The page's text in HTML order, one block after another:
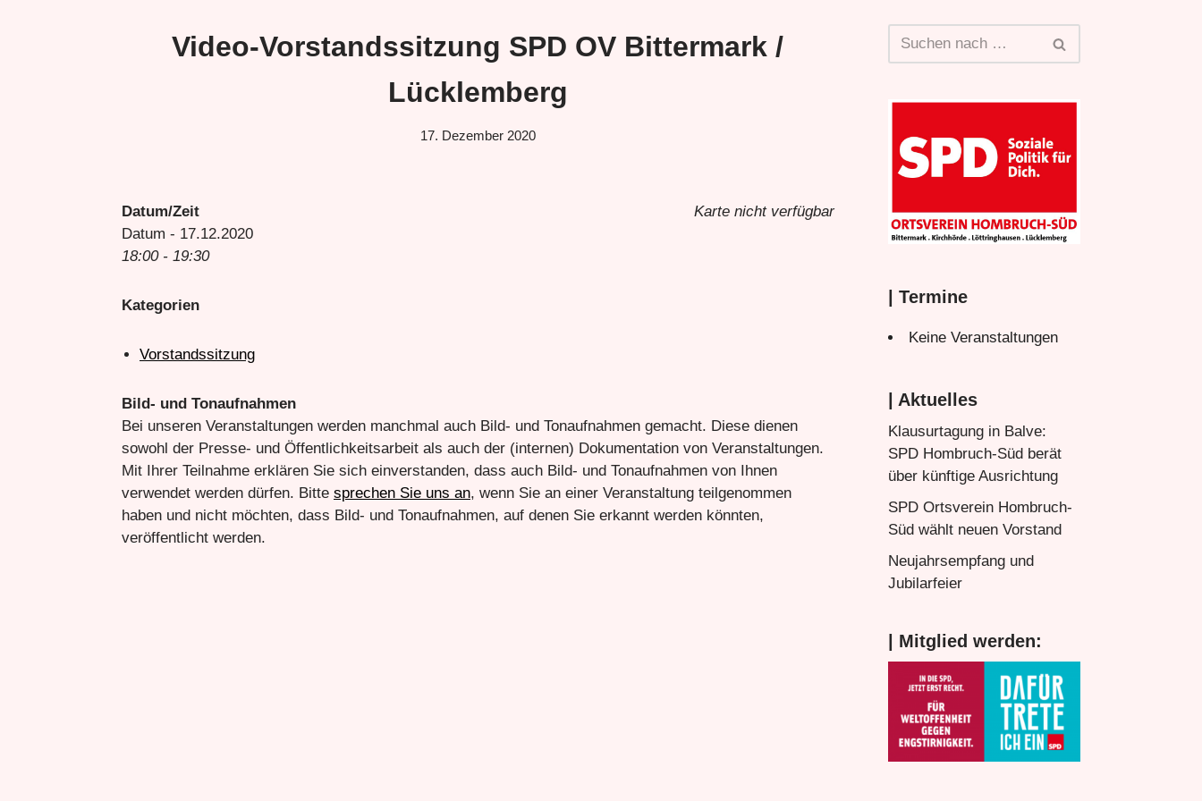
Video-Vorstandssitzung SPD OV Bittermark /
Lücklemberg
17. Dezember 2020
Karte nicht verfügbar
Datum/Zeit
Datum - 17.12.2020
18:00 - 19:30
Kategorien
Vorstandssitzung
Bild- und Tonaufnahmen
Bei unseren Veranstaltungen werden manchmal auch Bild- und Tonaufnahmen gemacht. Diese dienen
sowohl der Presse- und Öffentlichkeitsarbeit als auch der (internen) Dokumentation von Veranstaltungen.
Mit Ihrer Teilnahme erklären Sie sich einverstanden, dass auch Bild- und Tonaufnahmen von Ihnen
verwendet werden dürfen. Bitte sprechen Sie uns an, wenn Sie an einer Veranstaltung teilgenommen
haben und nicht möchten, dass Bild- und Tonaufnahmen, auf denen Sie erkannt werden könnten,
veröffentlicht werden.
| Termine
Keine Veranstaltungen
| Aktuelles
Klausurtagung in Balve:
SPD Hombruch-Süd berät
über künftige Ausrichtung
SPD Ortsverein Hombruch-
Süd wählt neuen Vorstand
Neujahrsempfang und
Jubilarfeier
| Mitglied werden: